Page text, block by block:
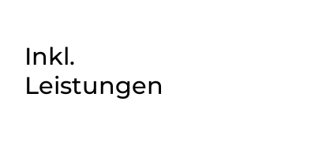
Inkl.
Leistungen